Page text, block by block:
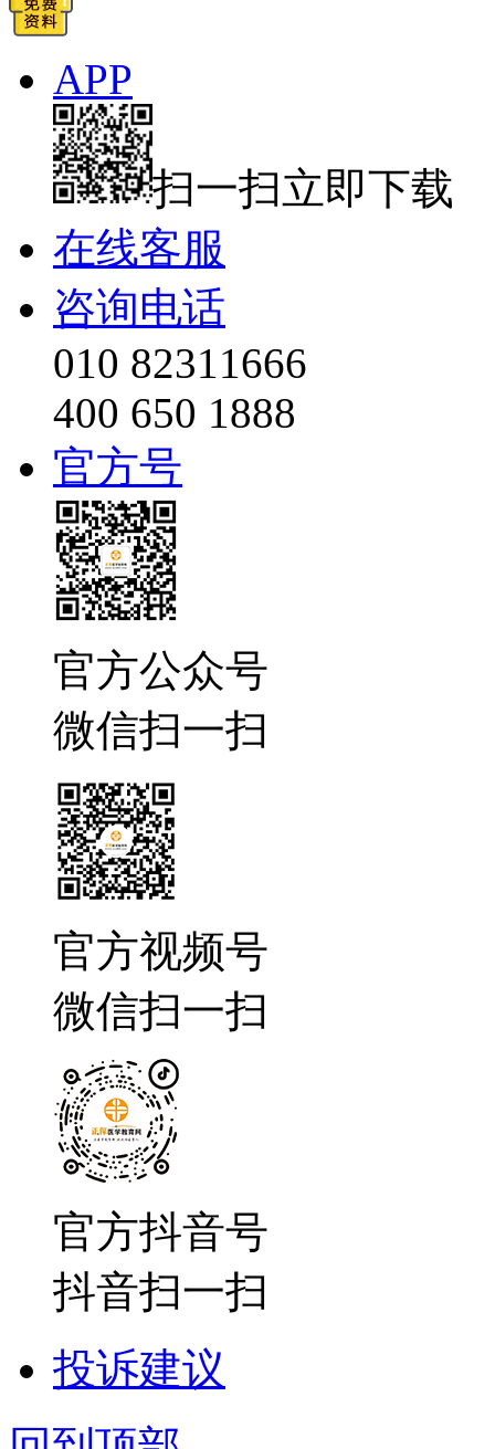
APP
扫一扫立即下载
在线客服
咨询电话
010 82311666
400 650 1888
官方号
官方公众号
微信扫一扫
官方视频号
微信扫一扫
官方抖音号
抖音扫一扫
投诉建议